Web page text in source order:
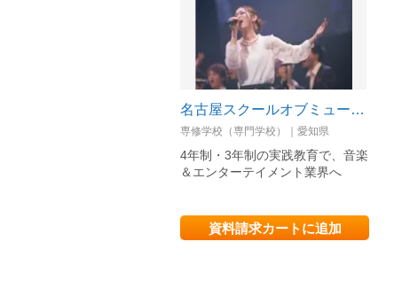
名古屋スクールオブミュージック&ダンス専門学校
専修学校（専門学校）｜愛知県
4年制・3年制の実践教育で、音楽
＆エンターテイメント業界へ
資料請求カートに追加